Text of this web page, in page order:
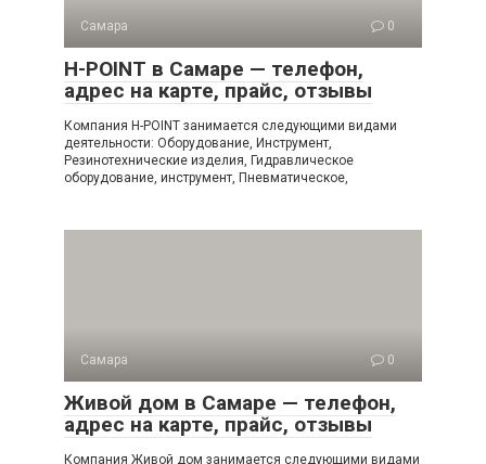
Самара 0
H-POINT в Самаре — телефон,
адрес на карте, прайс, отзывы
Компания H-POINT занимается следующими видами
деятельности: Оборудование, Инструмент,
Резинотехнические изделия, Гидравлическое
оборудование, инструмент, Пневматическое,
Самара 0
Живой дом в Самаре — телефон,
адрес на карте, прайс, отзывы
Компания Живой дом занимается следующими видами